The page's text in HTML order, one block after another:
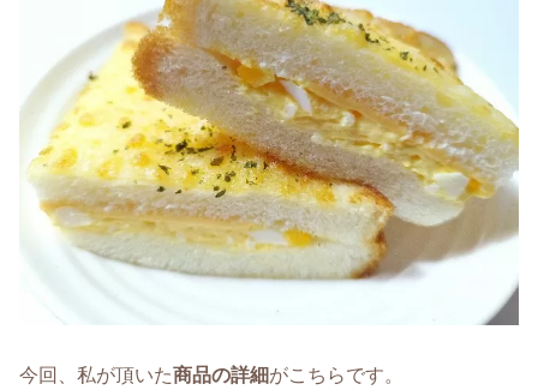
今回、私が頂いた商品の詳細がこちらです。